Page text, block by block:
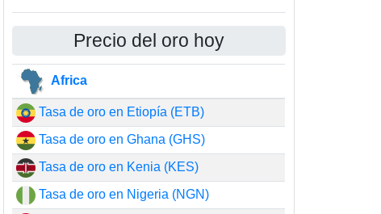
Precio del oro hoy
Africa
Tasa de oro en Etiopía (ETB)
Tasa de oro en Ghana (GHS)
Tasa de oro en Kenia (KES)
Tasa de oro en Nigeria (NGN)